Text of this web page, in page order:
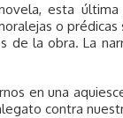
esta
o
de la obra. La
en una
contra